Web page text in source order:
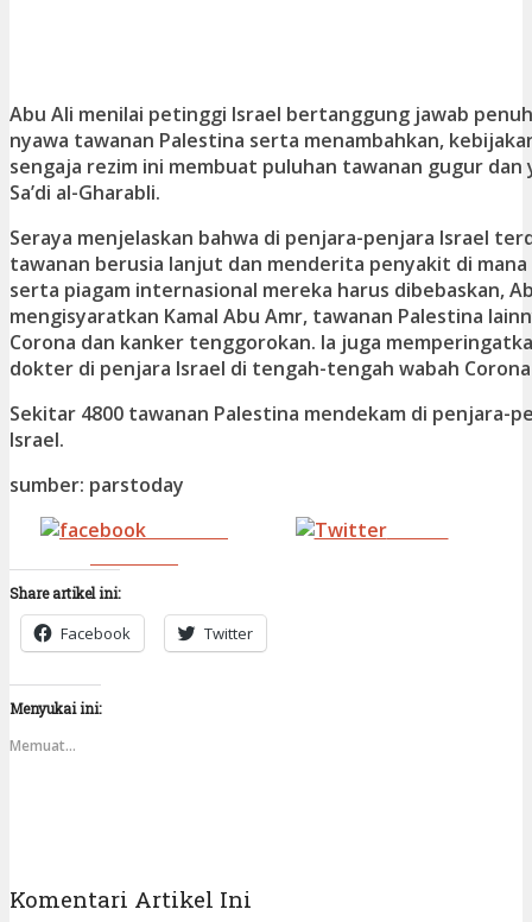
Abu Ali menilai petinggi Israel bertanggung jawab
nyawa tawanan Palestina serta menambahkan,
sengaja rezim ini membuat puluhan tawanan gugur
Sa’di al-Gharabli.
Seraya menjelaskan bahwa di penjara-penjara Israel
tawanan berusia lanjut dan menderita penyakit di
serta piagam internasional mereka harus dibebaskan,
mengisyaratkan Kamal Abu Amr, tawanan Palestina
Corona dan kanker tenggorokan. Ia juga
dokter di penjara Israel di tengah-tengah wabah
Sekitar 4800 tawanan Palestina mendekam di penjara-
Israel.
sumber: parstoday
Tweet
Share artikel ini:
Facebook Twitter
Menyukai ini:
Memuat...
Komentari Artikel Ini